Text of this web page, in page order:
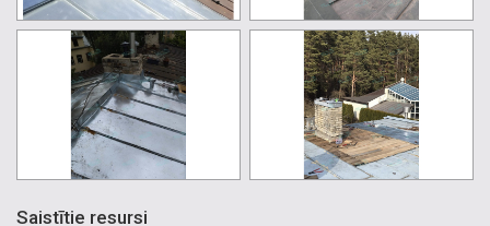
Saistītie resursi